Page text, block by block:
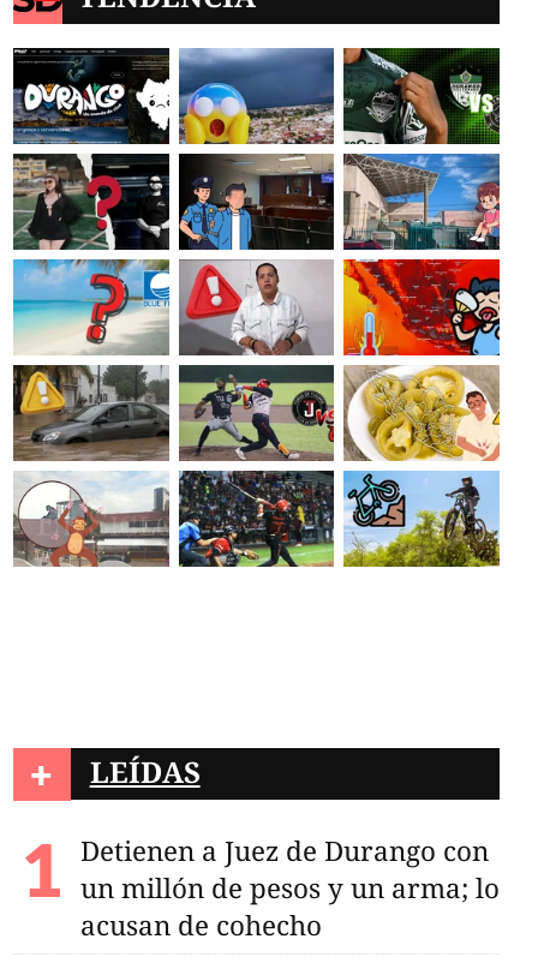
+ LEÍDAS
Detienen a Juez de Durango con
un millón de pesos y un arma; lo
acusan de cohecho